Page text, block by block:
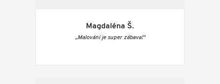
Magdaléna Š.
„Malování je super zábava!“